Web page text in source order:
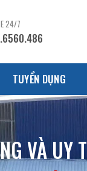
24/7
TUYỂN DỤNG
VÀ UY